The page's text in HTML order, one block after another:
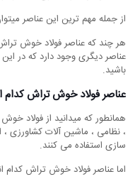
از جمله مهم ترین این عناصر
هر چند که عناصر فولاد خوش
عناصر دیگری وجود دارد که در این
باشید.
عناصر فولاد خوش تراش کدام
همانطور که میدانید از فولاد
، نظامی ، ماشین آلات کشاورزی
سازی استفاده می کنند.
اما عناصر فولاد خوش تراش کدام